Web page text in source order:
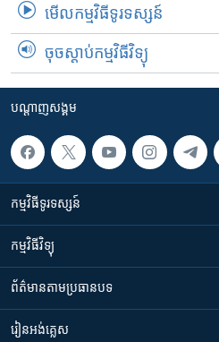
មើល​កម្មវិធី​ទូរទស្សន៍
ចុចស្តាប់កម្មវិធីវិទ្យុ
បណ្តាញ​សង្គម
កម្មវិធី​ទូរទស្សន៍
កម្មវិធី​វិទ្យុ
ព័ត៌មាន​តាមប្រធានបទ​
រៀន​​អង់គ្លេស